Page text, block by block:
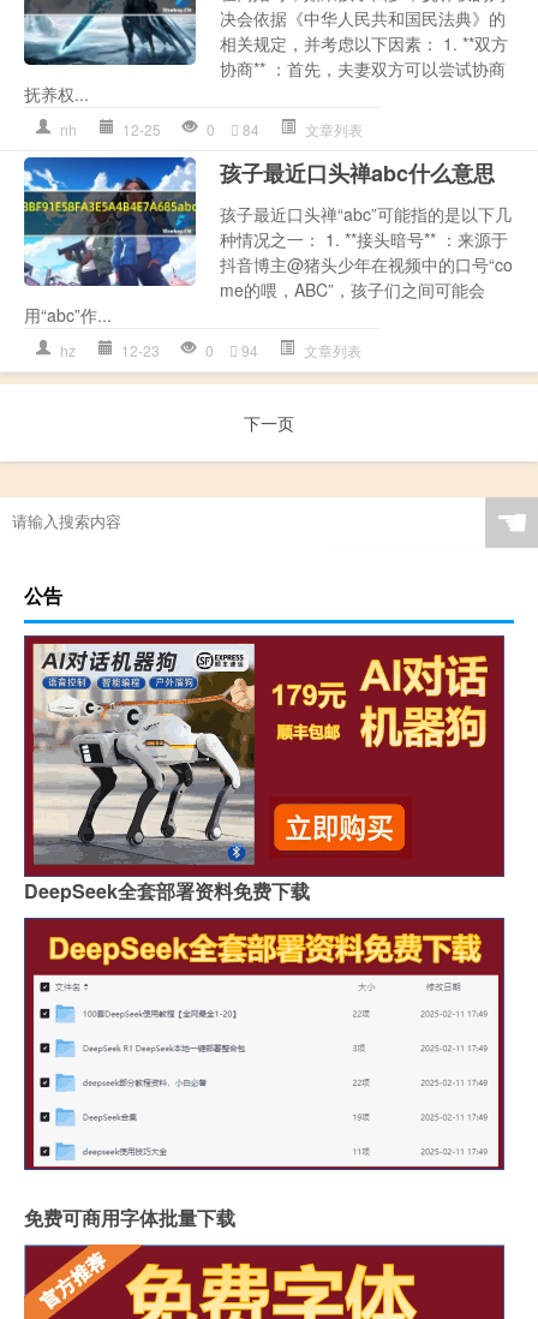
决会依据《中华人民共和国民法典》的
相关规定，并考虑以下因素： 1. **双方
协商** ：首先，夫妻双方可以尝试协商
抚养权...
nh 12-25 0 84 文章列表
孩子最近口头禅abc什么意思
孩子最近口头禅“abc”可能指的是以下几
种情况之一： 1. **接头暗号** ：来源于
抖音博主@猪头少年在视频中的口号“co
me的喂，ABC”，孩子们之间可能会
用“abc”作...
hz 12-23 0 94 文章列表
下一页
☚
公告
DeepSeek全套部署资料免费下载
免费可商用字体批量下载